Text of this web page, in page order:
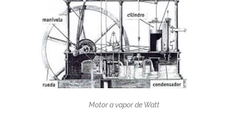
Motor a vapor de Watt